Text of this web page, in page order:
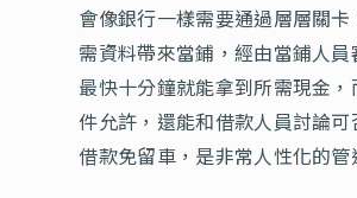
會像銀行一樣需要通過層層關卡
需資料帶來當鋪，經由當鋪人員
最快十分鐘就能拿到所需現金
件允許，還能和借款人員討論
借款免留車，是非常人性化的管